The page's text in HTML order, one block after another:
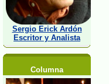
Sergio Erick Ardón
Escritor y Analista
Columna